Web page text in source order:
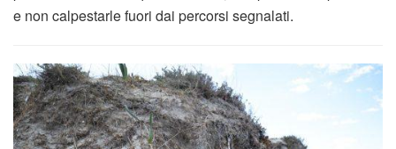
e non calpestarle fuori dai percorsi segnalati.